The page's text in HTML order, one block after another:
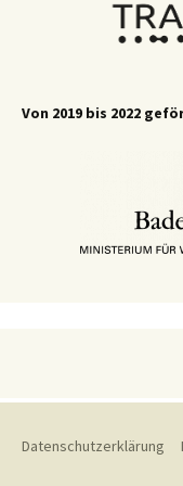
Von 2019 bis 2022
Datenschutzerklärung